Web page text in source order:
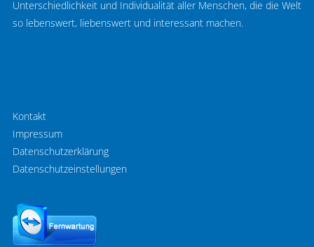
Unterschiedlichkeit und Individualität aller Menschen, die die Welt
so lebenswert, liebenswert und interessant machen.
Kontakt
Impressum
Datenschutzerklärung
Datenschutzeinstellungen